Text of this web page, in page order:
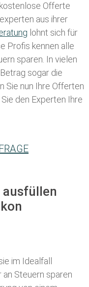
Offerte
aus ihrer
lohnt sich für
Profis kennen alle
sparen. In vielen
sogar die
Sie nun Ihre Offerten
den Experten Ihre
im Idealfall
Steuern sparen